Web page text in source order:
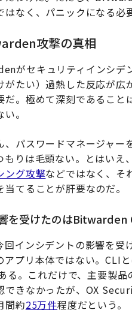
はなく、パニックになる必
攻撃の真相
がセキュリティインシデ
がたい）過熱した反応が
だ。極めて深刻であること
。
、パスワードマネージャ
もりは毛頭ない。とはいえ
ング攻撃などではなく、そ
当てることが肝要なのだ。
を受けたのはBitwarden
回インシデントの影響を
アプリ本体ではない。CLI
る。これだけで、主要製
できなかったが、OX
間約25万件程度だという。